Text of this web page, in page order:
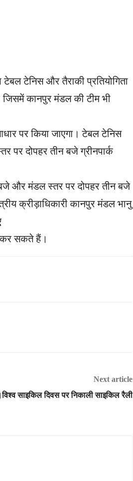
टेनिस और तैराकी प्रतियोगिता
जिसमें कानपुर मंडल की टीम भी
पर किया जाएगा। टेबल टेनिस
दोपहर तीन बजे ग्रीनपार्क
और मंडल स्तर पर दोपहर तीन बजे
क्रीड़ाधिकारी कानपुर मंडल भानु
कर सकते हैं।
Next article
साइकिल दिवस पर निकाली साइकिल रैली